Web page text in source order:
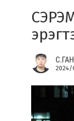
2024/